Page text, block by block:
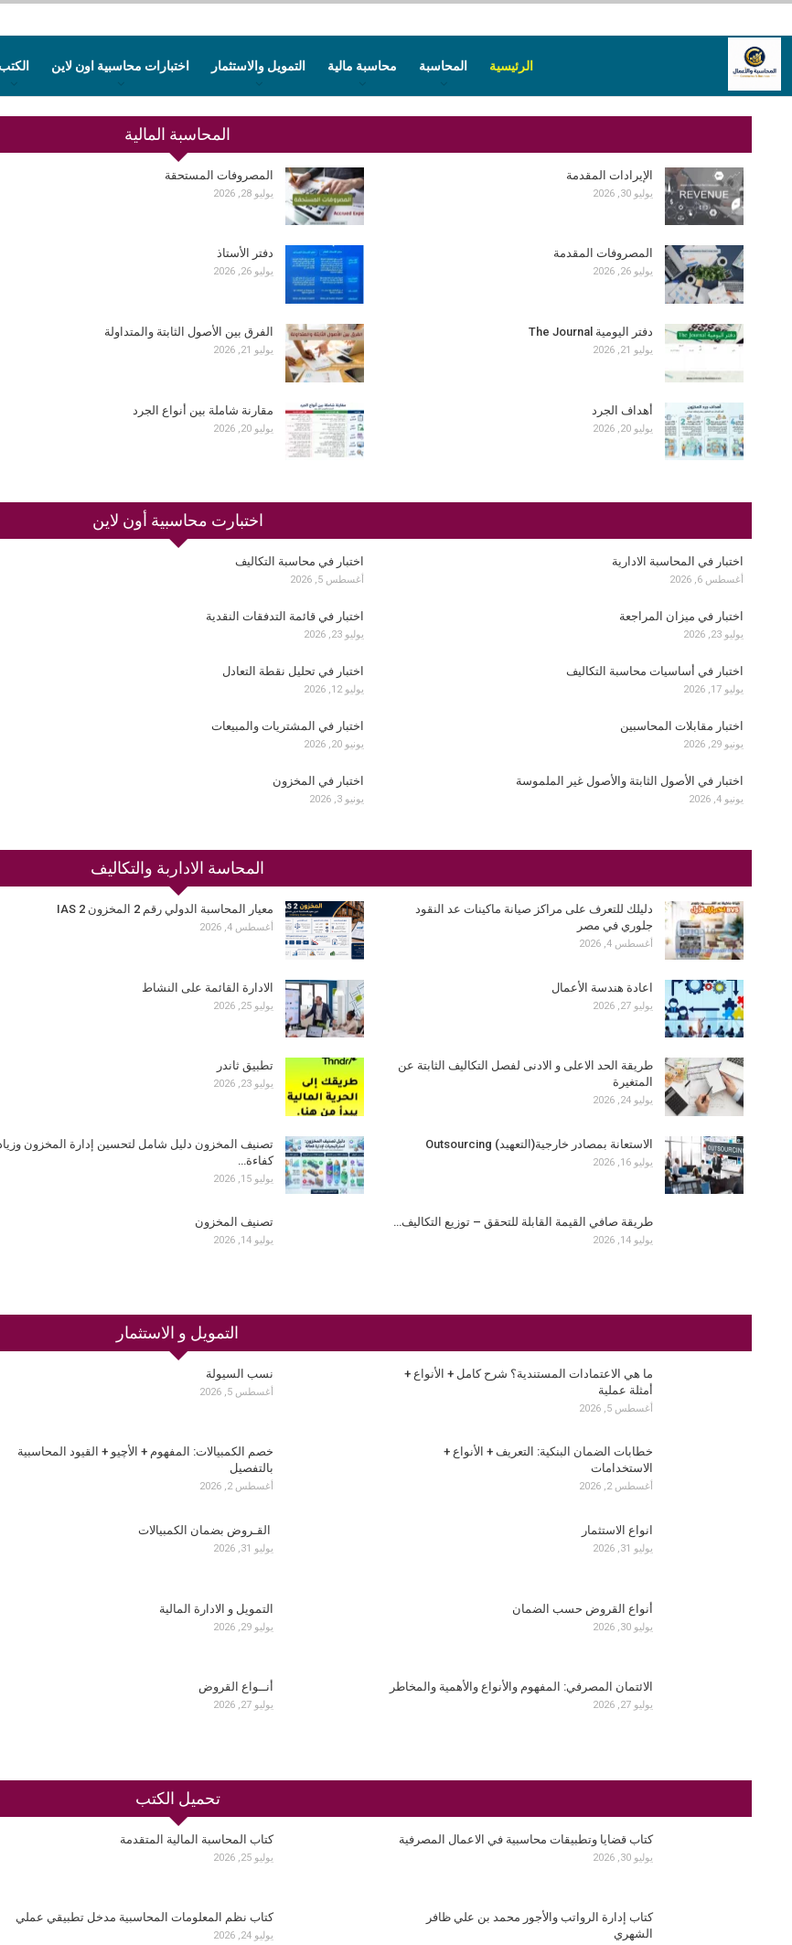
الرئيسية المحاسبة محاسبة مالية التمويل والاستثمار اختبارات محاسبية اون لاين الكتب
المحاسبة المالية
الإيرادات المقدمة
يوليو 30, 2026
المصروفات المستحقة
يوليو 28, 2026
المصروفات المقدمة
يوليو 26, 2026
دفتر الأستاذ
يوليو 26, 2026
دفتر اليومية The Journal
يوليو 21, 2026
الفرق بين الأصول الثابتة والمتداولة
يوليو 21, 2026
أهداف الجرد
يوليو 20, 2026
مقارنة شاملة بين أنواع الجرد
يوليو 20, 2026
اختبارت محاسبية أون لاين
اختبار في المحاسبة الادارية
أغسطس 6, 2026
اختبار في محاسبة التكاليف
أغسطس 5, 2026
اختبار في ميزان المراجعة
يوليو 23, 2026
اختبار في قائمة التدفقات النقدية
يوليو 23, 2026
اختبار في أساسيات محاسبة التكاليف
يوليو 17, 2026
اختبار في تحليل نقطة التعادل
يوليو 12, 2026
اختبار مقابلات المحاسبين
يونيو 29, 2026
اختبار في المشتريات والمبيعات
يونيو 20, 2026
اختبار في الأصول الثابتة والأصول غير الملموسة
يونيو 4, 2026
اختبار في المخزون
يونيو 3, 2026
المحاسة الاداربة والتكاليف
دليلك للتعرف على مراكز صيانة ماكينات عد النقود
جلوري في مصر
أغسطس 4, 2026
معيار المحاسبة الدولي رقم 2 المخزون IAS 2
أغسطس 4, 2026
اعادة هندسة الأعمال
يوليو 27, 2026
الادارة القائمة على النشاط
يوليو 25, 2026
طريقة الحد الاعلى و الادنى لفصل التكاليف الثابتة عن
المتغيرة
يوليو 24, 2026
تطبيق ثاندر
يوليو 23, 2026
الاستعانة بمصادر خارجية(التعهيد) Outsourcing
يوليو 16, 2026
تصنيف المخزون دليل شامل لتحسين إدارة المخزون
كفاءة…
يوليو 15, 2026
طريقة صافي القيمة القابلة للتحقق – توزيع التكاليف…
يوليو 14, 2026
تصنيف المخزون
يوليو 14, 2026
التمويل و الاستثمار
ما هي الاعتمادات المستندية؟ شرح كامل + الأنواع +
أمثلة عملية
أغسطس 5, 2026
نسب السيولة
أغسطس 5, 2026
خطابات الضمان البنكية: التعريف + الأنواع +
الاستخدامات
أغسطس 2, 2026
خصم الكمبيالات: المفهوم + الأچيو + القيود المحاسبية
بالتفصيل
أغسطس 2, 2026
انواع الاستثمار
يوليو 31, 2026
القـروض بضمان الكمبيالات
يوليو 31, 2026
أنواع القروض حسب الضمان
يوليو 30, 2026
التمويل و الادارة المالية
يوليو 29, 2026
الائتمان المصرفي: المفهوم والأنواع والأهمية والمخاطر
يوليو 27, 2026
أنــواع القروض
يوليو 27, 2026
تحميل الكتب
كتاب قضايا وتطبيقات محاسبية في الاعمال المصرفية
يوليو 30, 2026
كتاب المحاسبة المالية المتقدمة
يوليو 25, 2026
كتاب إدارة الرواتب والأجور محمد بن علي ظافر
الشهري
كتاب نظم المعلومات المحاسبية مدخل تطبيقي عملي
يوليو 24, 2026